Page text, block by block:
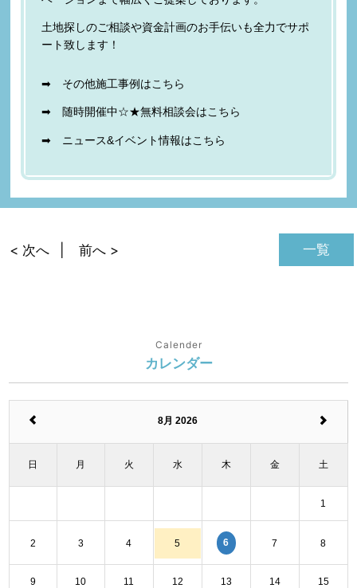
土地探しのご相談や資金計画のお手伝いも全力でサポ
ート致します！
➡ その他施工事例はこちら
➡ 随時開催中☆★無料相談会はこちら
➡ ニュース&イベント情報はこちら
一覧
< 次へ 前へ >
Calender
カレンダー
8月 2026
日 月 火 水 木 金 土
1
2 3 4 5 6 7 8
9 10 11 12 13 14 15